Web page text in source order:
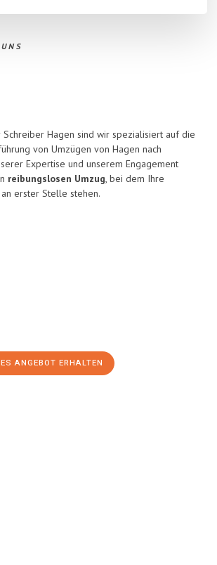
Schreiber Hagen sind wir spezialisiert auf die
von Umzügen von Hagen nach
Expertise und unserem Engagement
reibungslosen Umzug, bei dem Ihre
erster Stelle stehen.
ANGEBOT ERHALTEN